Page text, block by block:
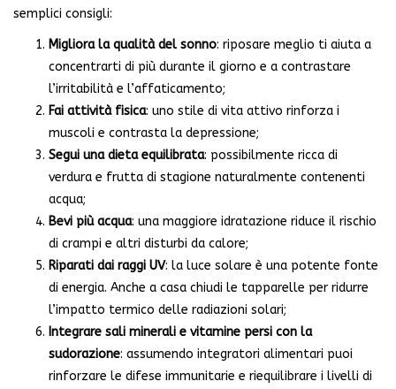
semplici consigli:
Migliora la qualità del sonno: riposare meglio ti aiuta a
concentrarti di più durante il giorno e a contrastare
l’irritabilità e l’affaticamento;
Fai attività fisica: uno stile di vita attivo rinforza i
muscoli e contrasta la depressione;
Segui una dieta equilibrata: possibilmente ricca di
verdura e frutta di stagione naturalmente contenenti
acqua;
Bevi più acqua: una maggiore idratazione riduce il rischio
di crampi e altri disturbi da calore;
Riparati dai raggi UV: la luce solare è una potente fonte
di energia. Anche a casa chiudi le tapparelle per ridurre
l’impatto termico delle radiazioni solari;
Integrare sali minerali e vitamine persi con la
sudorazione: assumendo integratori alimentari puoi
rinforzare le difese immunitarie e riequilibrare i livelli di